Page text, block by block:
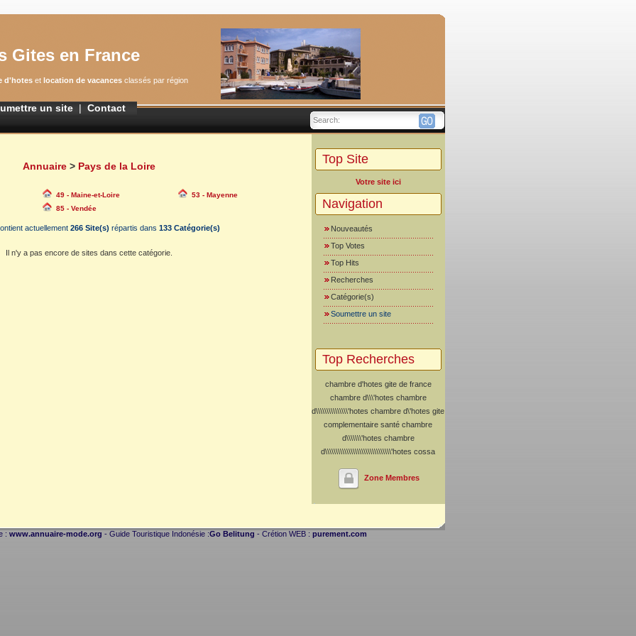
Gites en France
d'hoteset location de vacancesclassés par région
un site| Contact
Search:
Annuaire> Pays de la Loire
49 - Maine-et-Loire
53 - Mayenne
85 - Vendée
actuellement 266 Site(s) répartis dans 133 Catégorie(s)
Il n'y a pas encore de sites dans cette catégorie.
Top Site
Votre site ici
Navigation
Nouveautés
Top Votes
Top Hits
Recherches
Catégorie(s)
Soumettre un site
Top Recherches
chambre d'hotes gite de france
chambre d\\\'hotes chambre
d\\\\\\\\\\\\\\\'hotes chambre d\'hotes gite
complementaire santé chambre
d\\\\\\\'hotes chambre
d\\\\\\\\\\\\\\\\\\\\\\\\\\\\\\\'hotes cossa
Zone Membres
: www.annuaire-mode.org - Guide Touristique Indonésie :Go Belitung - Crétion WEB : purement.com